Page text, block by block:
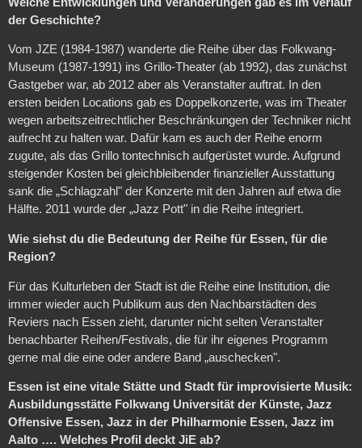
der Geschichte?
Vom JZE (1984-1987) wanderte die Reihe über das Folkwang-
Museum (1987-1991) ins Grillo-Theater (ab 1992), das zunächst
Gastgeber war, ab 2012 aber als Veranstalter auftrat. In den
ersten beiden Locations gab es Doppelkonzerte, was im Theater
wegen arbeitszeitrechtlicher Beschränkungen der Techniker nicht
aufrecht zu halten war. Dafür kam es auch der Reihe enorm
zugute, als das Grillo tontechnisch aufgerüstet wurde. Aufgrund
steigender Kosten bei gleichbleibender finanzieller Ausstattung
sank die „Schlagzahl" der Konzerte mit den Jahren auf etwa die
Hälfte. 2011 wurde der „Jazz Pott" in die Reihe integriert.
Wie siehst du die Bedeutung der Reihe für Essen, für die
Region?
Für das Kulturleben der Stadt ist die Reihe eine Institution, die
immer wieder auch Publikum aus den Nachbarstädten des
Reviers nach Essen zieht, darunter nicht selten Veranstalter
benachbarter Reihen/Festivals, die für ihr eigenes Programm
gerne mal die eine oder andere Band „auschecken".
Essen ist eine vitale Stätte und Stadt für improvisierte Musik:
Ausbildungsstätte Folkwang Universität der Künste, Jazz
Offensive Essen, Jazz in der Philharmonie Essen, Jazz im
Aalto …. Welches Profil deckt JiE ab?